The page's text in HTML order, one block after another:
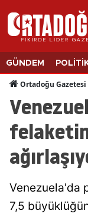
GÜNDEM
Ortadoğu Gazetesi
Venezuela'da
7,5